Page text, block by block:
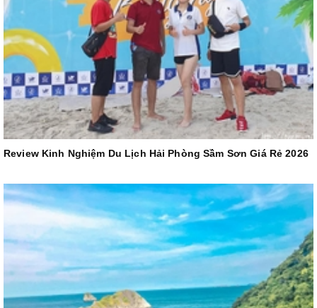
Review Kinh Nghiệm Du Lịch Hải Phòng Sầm Sơn Giá Rẻ 2026